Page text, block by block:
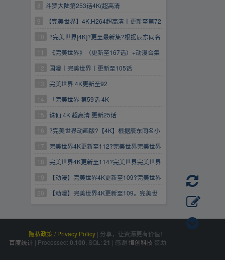
# (持续更新中)：
8
斗罗大陆第253话4K(超高清
SDR)_Tacit0924.mp4
9
【完美世界】4K.H264超高清丨更新至第72
集丨2022超燃动漫持续更新
10
?完美世界[4K]?更至最新集?根据辰东同名
小说完美世界改编✅完美世界
11
《完美世界》（更新至167话）+动漫合集
（持续更新中）
12
国漫丨完美世界丨更新至105话
13
完美世界 4K更新至92
https://www.aliyundrive.com/s/XzHhA2iAsST
14
「完美世界 第59话 4K
15
诛仙 4K 超高清 更新25话
16
?完美世界动画版?【4K】根据辰东同名小
说改编 更至?88集?
17
完美世界4K更新至112?完美世界完美世界
完美世界
18
完美世界4K更新至114?完美世界完美世界
完美世界
19
【动漫】完美世界4K更新至109?完美世界
完美世界完美世界
20
【动漫】完美世界4K更新至109。完美世
隐私政策 / Privacy Policy | 分享，让资源更有价值！
百度统计 | Processed: 0.100 , SQL: 21 | 感谢 恒创科技 赞助